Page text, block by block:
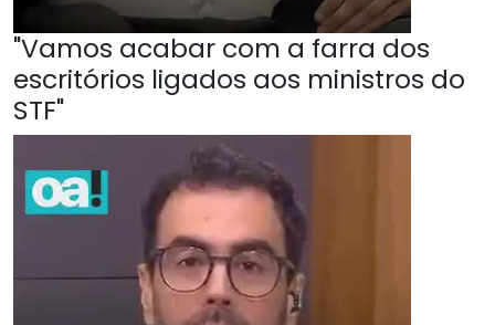
"Vamos acabar com a farra dos
escritórios ligados aos ministros do
STF"